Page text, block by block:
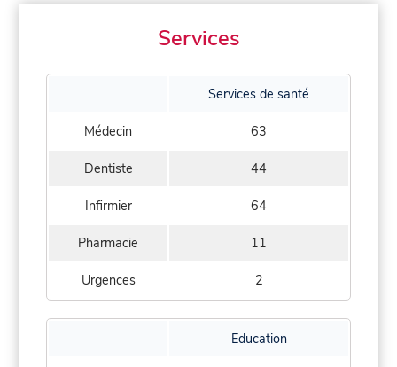
Services
Services de santé
Médecin 63
Dentiste 44
Infirmier 64
Pharmacie 11
Urgences 2
Education